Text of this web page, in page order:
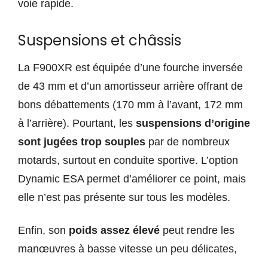
voie rapide.
Suspensions et châssis
La F900XR est équipée d’une fourche inversée
de 43 mm et d’un amortisseur arrière offrant de
bons débattements (170 mm à l’avant, 172 mm
à l’arrière). Pourtant, les suspensions d’origine
sont jugées trop souples par de nombreux
motards, surtout en conduite sportive. L’option
Dynamic ESA permet d’améliorer ce point, mais
elle n’est pas présente sur tous les modèles.
Enfin, son poids assez élevé peut rendre les
manœuvres à basse vitesse un peu délicates,